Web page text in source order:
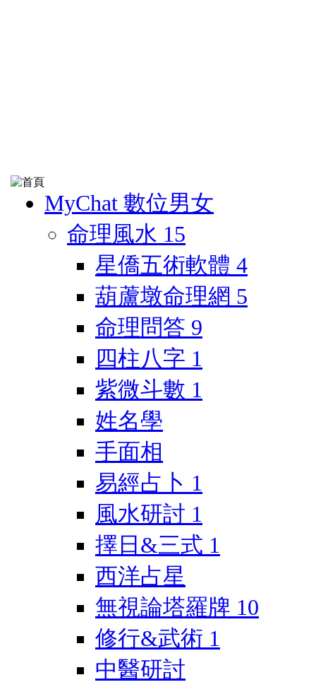
MyChat 數位男女
命理風水 15
星僑五術軟體 4
葫蘆墩命理網 5
命理問答 9
四柱八字 1
紫微斗數 1
姓名學
手面相
易經占卜 1
風水研討 1
擇日&三式 1
西洋占星
無視論塔羅牌 10
修行&武術 1
中醫研討